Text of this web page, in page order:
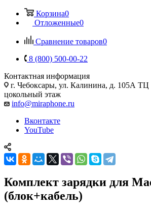
Корзина0
Отложенные0
Сравнение товаров0
8 (800) 500-00-22
Контактная информация
г. Чебоксары, ул. Калинина, д. 105А
цокольный этаж
info@miraphone.ru
Вконтакте
YouTube
Комплект зарядки для
(блок+кабель)